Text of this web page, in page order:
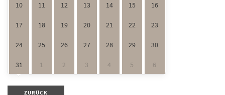
10 11 12 13 14 15 16
17 18 19 20 21 22 23
24 25 26 27 28 29 30
31 1 2 3 4 5 6
ZURÜCK